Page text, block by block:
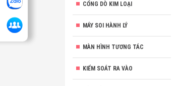
CỔNG DÒ KIM LOẠI
MÁY SOI HÀNH LÝ
MÀN HÌNH TƯƠNG TÁC
KIỂM SOÁT RA VÀO